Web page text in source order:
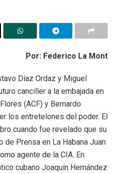
Por: Federico La Mont
Díaz Ordaz y Miguel
canciller a la embajada en
(ACF) y Bernardo
los entretelones del poder. El
cuando fue revelado que su
de Prensa en La Habana Juan
agente de la CIA. En
cubano Joaquín Hernández